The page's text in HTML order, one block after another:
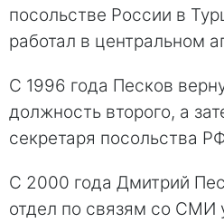
посольстве России в
работал в центральном
С 1996 года Песков
должность второго, а
секретаря посольства
С 2000 года Дмитрий
отдел по связям со СМИ